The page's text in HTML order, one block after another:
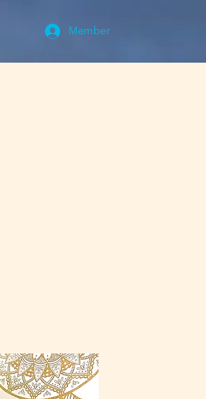
Member